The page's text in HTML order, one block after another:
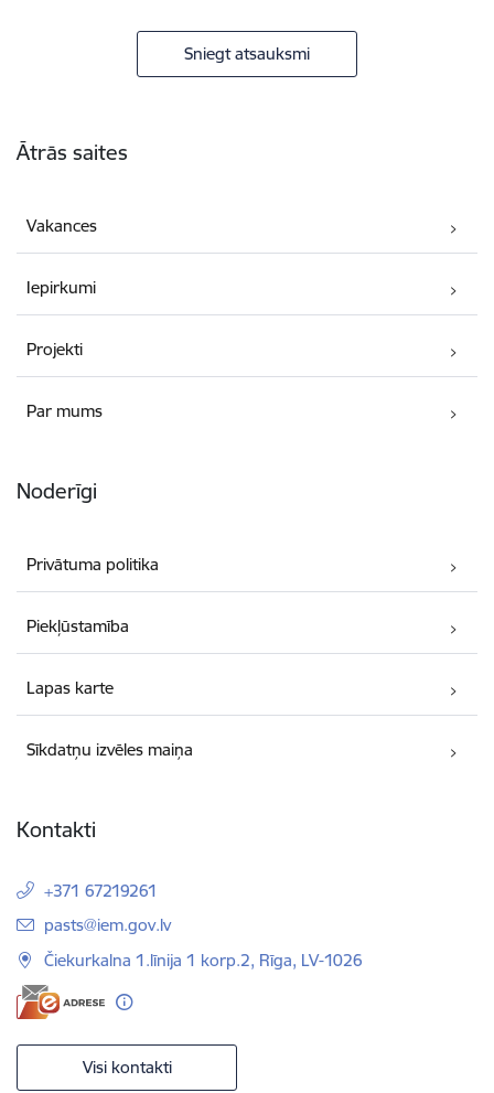
Sniegt atsauksmi
Ātrās saites
Vakances
Iepirkumi
Projekti
Par mums
Noderīgi
Privātuma politika
Piekļūstamība
Lapas karte
Sīkdatņu izvēles maiņa
Kontakti
+371 67219261
E-pasts:
pasts@iem.gov.lv
Čiekurkalna 1.līnija 1 korp.2, Rīga, LV-1026
Visi kontakti